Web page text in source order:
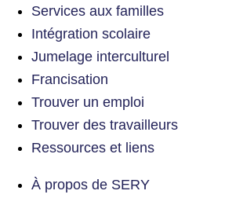
Services aux familles
Intégration scolaire
Jumelage interculturel
Francisation
Trouver un emploi
Trouver des travailleurs
Ressources et liens
À propos de SERY